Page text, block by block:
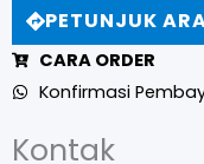
PETUNJUK
CARA ORDER
Konfirmasi
Kontak